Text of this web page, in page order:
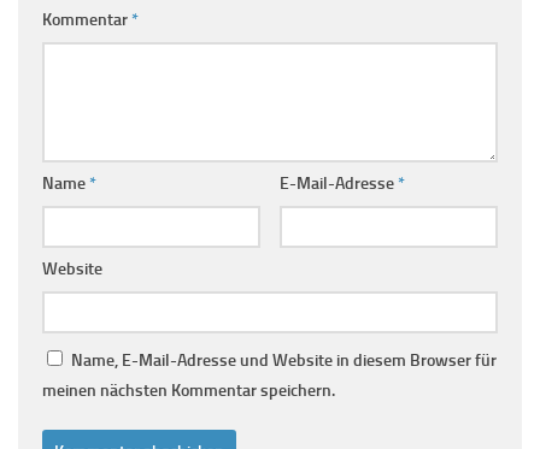
Kommentar*
Name* E-Mail-Adresse*
Website
Name, E-Mail-Adresse und Website in diesem Browser für
meinen nächsten Kommentar speichern.